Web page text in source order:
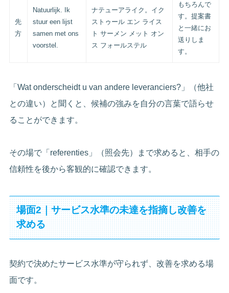
先
方
Natuurlijk. Ik
stuur een lijst
samen met ons
voorstel.
ナテューアライク。イク
ストゥール エン ライス
ト サーメン メット オン
ス フォールステル
もちろんで
す。提案書
と一緒にお
送りしま
す。
「Wat onderscheidt u van andere leveranciers?」（他社
との違い）と聞くと、候補の強みを自分の言葉で語らせ
ることができます。
その場で「referenties」（照会先）まで求めると、相手の
信頼性を後から客観的に確認できます。
場面2｜サービス水準の未達を指摘し改善を
求める
契約で決めたサービス水準が守られず、改善を求める場
面です。